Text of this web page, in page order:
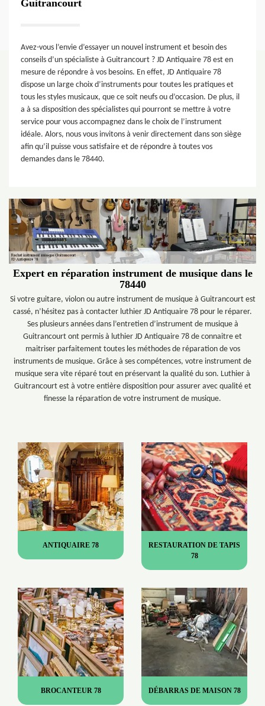
Guitrancourt
Avez-vous l’envie d’essayer un nouvel instrument et besoin des
conseils d’un spécialiste à Guitrancourt ? JD Antiquaire 78 est en
mesure de répondre à vos besoins. En effet, JD Antiquaire 78
dispose un large choix d’instruments pour toutes les pratiques et
tous les styles musicaux, que ce soit neufs ou d’occasion. De plus, il
a à sa disposition des spécialistes qui pourront se mettre à votre
service pour vous accompagnez dans le choix de l’instrument
idéale. Alors, nous vous invitons à venir directement dans son siège
afin qu’il puisse vous satisfaire et de répondre à toutes vos
demandes dans le 78440.
Expert en réparation instrument de musique dans le
78440
Si votre guitare, violon ou autre instrument de musique à Guitrancourt est
cassé, n’hésitez pas à contacter luthier JD Antiquaire 78 pour le réparer.
Ses plusieurs années dans l’entretien d’instrument de musique à
Guitrancourt ont permis à luthier JD Antiquaire 78 de connaitre et
maitriser parfaitement toutes les méthodes de réparation de vos
instruments de musique. Grâce à ses compétences, votre instrument de
musique sera vite réparé tout en préservant la qualité du son. Luthier à
Guitrancourt est à votre entière disposition pour assurer avec qualité et
finesse la réparation de votre instrument de musique.
ANTIQUAIRE 78
RESTAURATION DE TAPIS
78
BROCANTEUR 78 DÉBARRAS DE MAISON 78